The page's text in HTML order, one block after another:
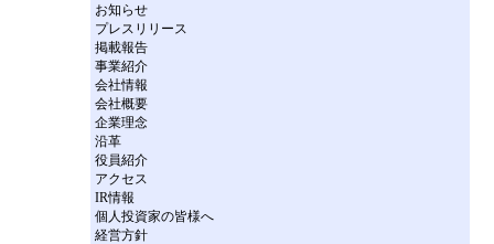
お知らせ
プレスリリース
掲載報告
事業紹介
会社情報
会社概要
企業理念
沿革
役員紹介
アクセス
IR情報
個人投資家の皆様へ
経営方針